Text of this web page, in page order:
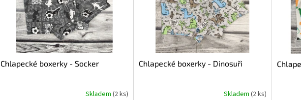
Chlapecké boxerky - Socker
Skladem (2 ks)
Chlapecké boxerky - Dinosuři
Skladem (2 ks)